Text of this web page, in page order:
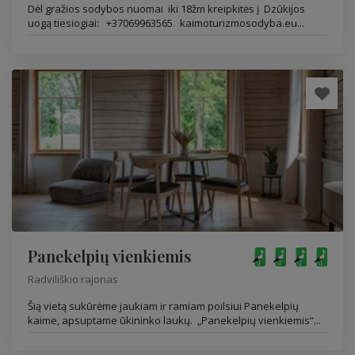
Dėl gražios sodybos nuomai iki 18žm kreipkitės į Dzūkijos
uogą tiesiogiai: +37069963565 kaimoturizmosodyba.eu...
Panekelpių vienkiemis
Radviliškio rajonas
Šią vietą sukūrėme jaukiam ir ramiam poilsiui Panekelpių
kaime, apsuptame ūkininko laukų. „Panekelpių vienkiemis“...